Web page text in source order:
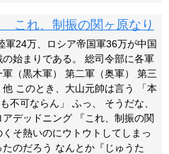
れ、制振の関ヶ原なり
軍24万、ロシア帝国軍36万が中国
始まりである。 総司令部に各軍
（黒木軍） 第二軍（奥軍） 第三
このとき、大山元帥は言う 「本
不可ならん」 ふっ、 そうだな、
デッドニング 『これ、制振の関
そ熱いのにウトウトしてしまっ
のだろう なんとか『じゅうた